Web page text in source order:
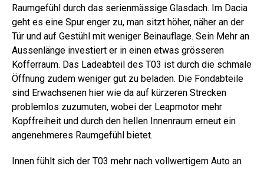
Raumgefühl durch das serienmässige Glasdach. Im Dacia
geht es eine Spur enger zu, man sitzt höher, näher an der
Tür und auf Gestühl mit weniger Beinauflage. Sein Mehr an
Aussenlänge investiert er in einen etwas grösseren
Kofferraum. Das Ladeabteil des T03 ist durch die schmale
Öffnung zudem weniger gut zu beladen. Die Fondabteile
sind Erwachsenen hier wie da auf kürzeren Strecken
problemlos zuzumuten, wobei der Leapmotor mehr
Kopffreiheit und durch den hellen Innenraum erneut ein
angenehmeres Raumgefühl bietet.
Innen fühlt sich der T03 mehr nach vollwertigem Auto an